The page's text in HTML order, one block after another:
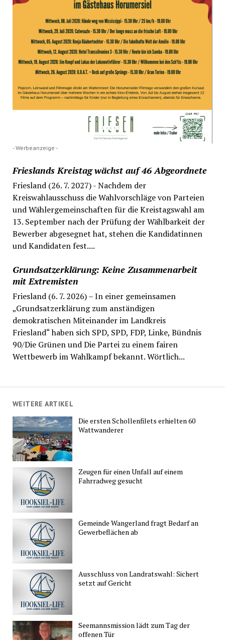
- Werbeanzeige -
Frieslands Kreistag wächst auf 46 Abgeordnete
Friesland (26. 7. 2027) - Nachdem der
Kreiswahlausschuss die Wahlvorschläge von Parteien
und Wählergemeinschaften für die Kreistagswahl am
13. September nach der Prüfung der Wählbarkeit der
Bewerber abgesegnet hat, stehen die Kandidatinnen
und Kandidaten fest....
Grundsatzerklärung: Keine Zusammenarbeit
mit Extremisten
Friesland (6. 7. 2026) – In einer gemeinsamen
„Grundsatzerklärung zum anständigen
demokratischen Miteinander im Landkreis
Friesland“ haben sich SPD, SPD, FDP, Linke, Bündnis
90/Die Grünen und Die Partei zu einem fairen
Wettbewerb im Wahlkampf bekannt. Wörtlich...
WEITERE ARTIKEL
Die ersten Schollenfilets erhielten 60
Wattwanderer
Zeugen für einen Unfall auf einem
Fahrradweg gesucht
Gemeinde Wangerland fragt Bedarf an
Gewerbeflächen ab
Ausschluss von Landratswahl: Sichert
setzt auf Gericht
Seemannsmission lädt zum Tag der
offenen Tür